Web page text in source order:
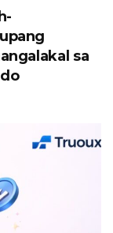
sa